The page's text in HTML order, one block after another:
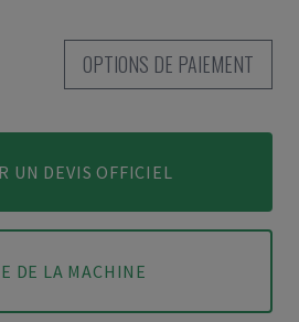
OPTIONS DE PAIEMENT
UN DEVIS OFFICIEL
DE LA MACHINE